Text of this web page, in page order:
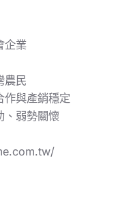
企業
農民
作與產銷穩定
、弱勢關懷